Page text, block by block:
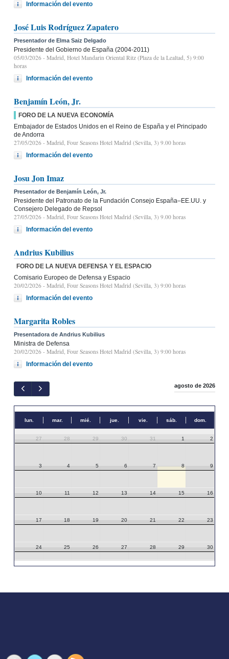
Información del evento
José Luis Rodríguez Zapatero
Presentador de Elma Saiz Delgado
Presidente del Gobierno de España (2004-2011)
05/03/2026 - Madrid, Hotel Mandarin Oriental Ritz (Plaza de la Lealtad, 5) 9:00
horas
Información del evento
Benjamín León, Jr.
FORO DE LA NUEVA ECONOMÍA
Embajador de Estados Unidos en el Reino de España y el Principado
de Andorra
27/05/2026 - Madrid, Four Seasons Hotel Madrid (Sevilla, 3) 9.00 horas
Información del evento
Josu Jon Imaz
Presentador de Benjamín León, Jr.
Presidente del Patronato de la Fundación Consejo España–EE.UU. y
Consejero Delegado de Repsol
27/05/2026 - Madrid, Four Seasons Hotel Madrid (Sevilla, 3) 9.00 horas
Información del evento
Andrius Kubilius
FORO DE LA NUEVA DEFENSA Y EL ESPACIO
Comisario Europeo de Defensa y Espacio
20/02/2026 - Madrid, Four Seasons Hotel Madrid (Sevilla, 3) 9:00 horas
Información del evento
Margarita Robles
Presentadora de Andrius Kubilius
Ministra de Defensa
20/02/2026 - Madrid, Four Seasons Hotel Madrid (Sevilla, 3) 9:00 horas
Información del evento
agosto de 2026
lun. mar. mié. jue. vie. sáb. dom.
27 28 29 30 31 1 2
3 4 5 6 7 8 9
10 11 12 13 14 15 16
17 18 19 20 21 22 23
24 25 26 27 28 29 30